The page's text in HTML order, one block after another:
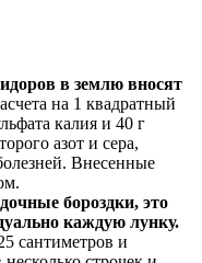
в землю вносят
на 1 квадратный
калия и 40 г
азот и сера,
Внесенные
бороздки, это
каждую лунку.
сантиметров и